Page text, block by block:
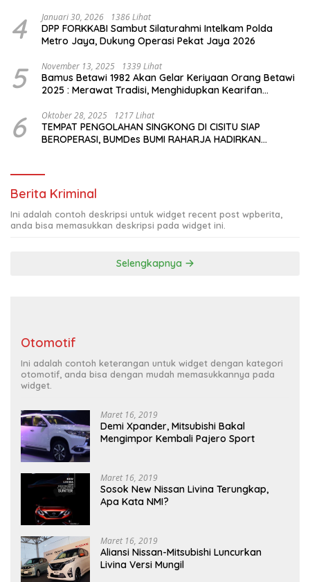
4 Januari 30, 2026 1386 Lihat
DPP FORKKABI Sambut Silaturahmi Intelkam Polda
Metro Jaya, Dukung Operasi Pekat Jaya 2026
5 November 13, 2025 1339 Lihat
Bamus Betawi 1982 Akan Gelar Keriyaan Orang Betawi
2025 : Merawat Tradisi, Menghidupkan Kearifan
6 Oktober 28, 2025 1217 Lihat
TEMPAT PENGOLAHAN SINGKONG DI CISITU SIAP
BEROPERASI, BUMDes BUMI RAHARJA HADIRKAN
Berita Kriminal
Ini adalah contoh deskripsi untuk widget recent post wpberita,
anda bisa memasukkan deskripsi pada widget ini.
Selengkapnya
Otomotif
Ini adalah contoh keterangan untuk widget dengan kategori
otomotif, anda bisa dengan mudah memasukkannya pada
widget.
Maret 16, 2019
Demi Xpander, Mitsubishi Bakal
Mengimpor Kembali Pajero Sport
Maret 16, 2019
Sosok New Nissan Livina Terungkap,
Apa Kata NMI?
Maret 16, 2019
Aliansi Nissan-Mitsubishi Luncurkan
Livina Versi Mungil